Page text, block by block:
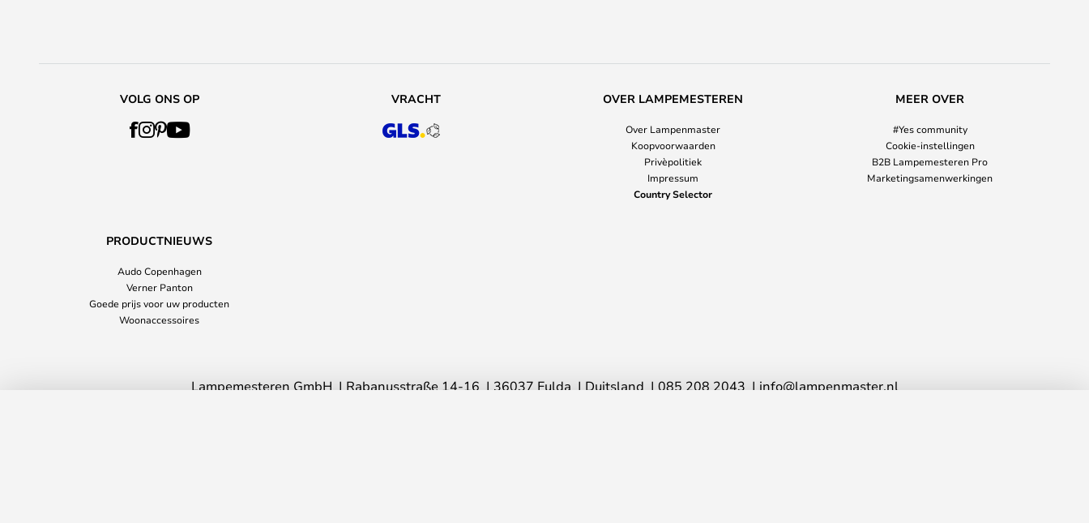
VOLG ONS OP VRACHT OVER LAMPEMESTEREN
Over Lampenmaster
Koopvoorwaarden
Privèpolitiek
Impressum
Country Selector
MEER OVER
#Yes community
Cookie-instellingen
B2B Lampemesteren Pro
Marketingsamenwerkingen
PRODUCTNIEUWS
Audo Copenhagen
Verner Panton
Goede prijs voor uw producten
Woonaccessoires
Lampemesteren GmbH Rabanusstraße 14-16 36037 Fulda Duitsland 085 208 2043 info@lampenmaster.nl